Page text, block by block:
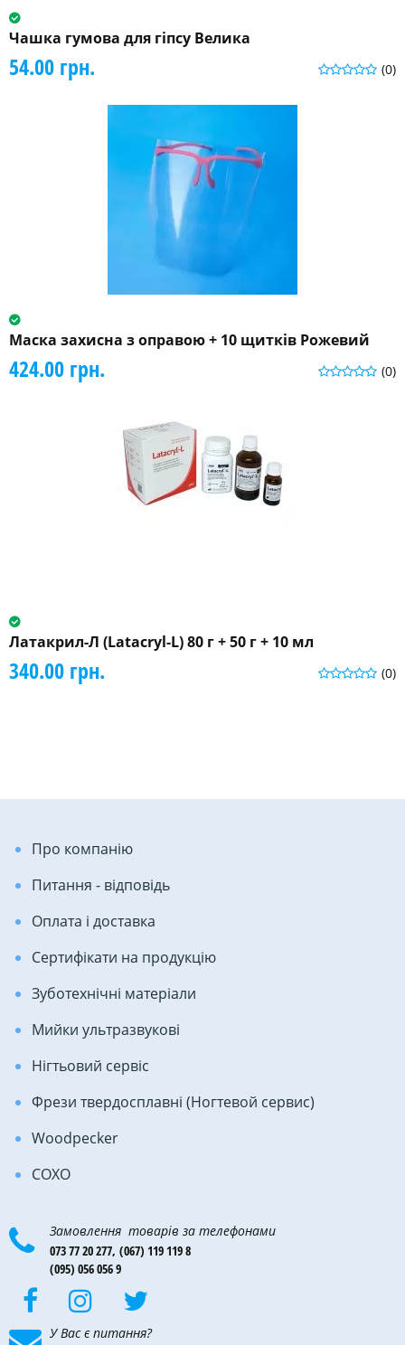
Чашка гумова для гіпсу Велика
(0)
54.00 грн.
Маска захисна з оправою + 10 щитків Рожевий
(0)
424.00 грн.
Латакрил-Л (Latacryl-L) 80 г + 50 г + 10 мл
(0)
340.00 грн.
Про компанію
Питання - відповідь
Оплата і доставка
Сертифікати на продукцію
Зуботехнічні матеріали
Мийки ультразвукові
Нігтьовий сервіс
Фрези твердосплавні (Ногтевой сервис)
Woodpecker
COXO
Замовлення товарів за телефонами
073 77 20 277, (067) 119 119 8
(095) 056 056 9
У Вас є питання?